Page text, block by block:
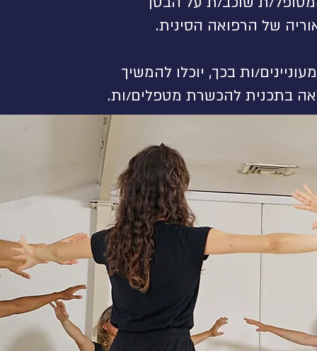
של הרפואה הסינית.
ות בכך, יוכלו להמשיך
בתכנית להכשרת מטפלים/ות.